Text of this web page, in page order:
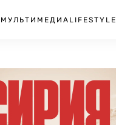
МУЛЬТИМЕДИА LIFESTYLE